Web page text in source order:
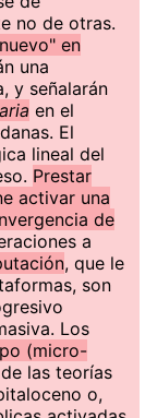
no de otras.
en
una
y señalarán
en el
El
lineal del
Prestar
activar una
de
a
, que le
son
Los
(micro-
las teorías
o,